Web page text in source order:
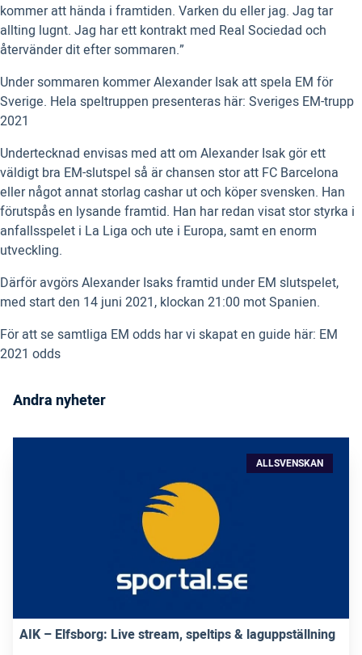
kommer att hända i framtiden. Varken du eller jag. Jag tar
allting lugnt. Jag har ett kontrakt med Real Sociedad och
återvänder dit efter sommaren.”
Under sommaren kommer Alexander Isak att spela EM för
Sverige. Hela speltruppen presenteras här: Sveriges EM-trupp
2021
Undertecknad envisas med att om Alexander Isak gör ett
väldigt bra EM-slutspel så är chansen stor att FC Barcelona
eller något annat storlag cashar ut och köper svensken. Han
förutspås en lysande framtid. Han har redan visat stor styrka i
anfallsspelet i La Liga och ute i Europa, samt en enorm
utveckling.
Därför avgörs Alexander Isaks framtid under EM slutspelet,
med start den 14 juni 2021, klockan 21:00 mot Spanien.
För att se samtliga EM odds har vi skapat en guide här: EM
2021 odds
Andra nyheter
ALLSVENSKAN
AIK – Elfsborg: Live stream, speltips & laguppställning